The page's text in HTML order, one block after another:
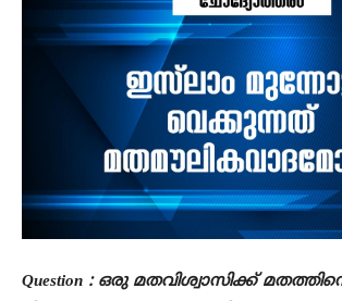
Question : ഒരു മതവിശ്വാസിക്ക്